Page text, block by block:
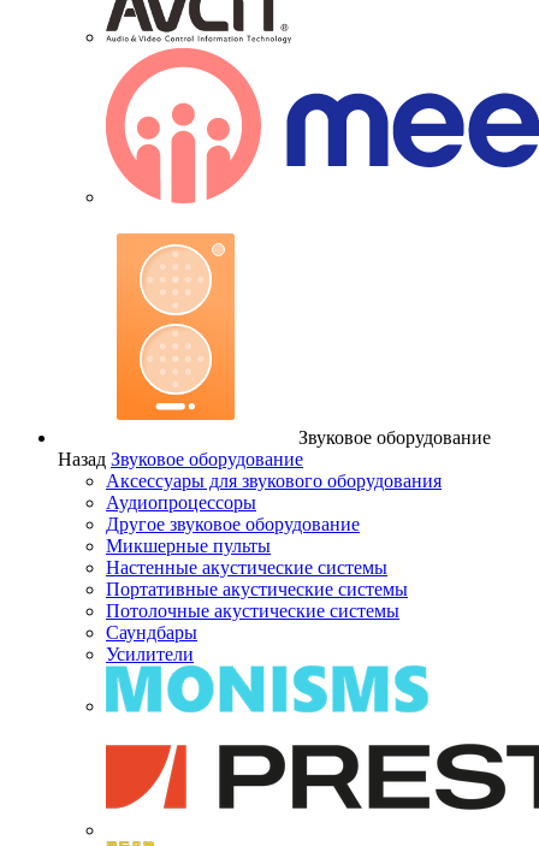
Звуковое оборудование
Назад Звуковое оборудование
Аксессуары для звукового оборудования
Аудиопроцессоры
Другое звуковое оборудование
Микшерные пульты
Настенные акустические системы
Портативные акустические системы
Потолочные акустические системы
Саундбары
Усилители